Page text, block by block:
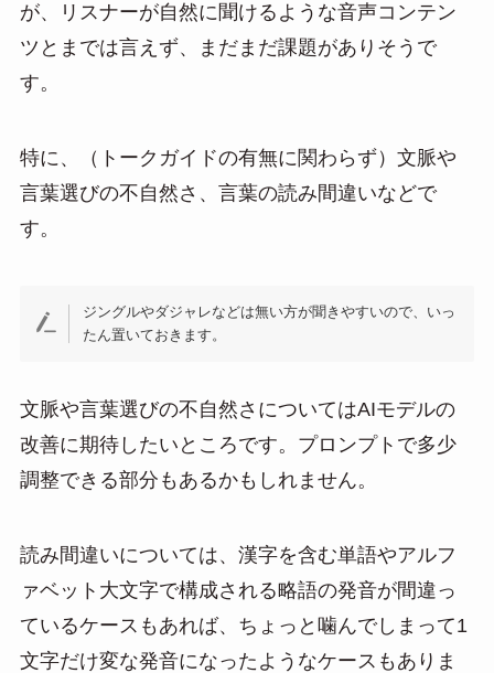
が、リスナーが自然に聞けるような音声コンテン
ツとまでは言えず、まだまだ課題がありそうで
す。
特に、（トークガイドの有無に関わらず）文脈や
言葉選びの不自然さ、言葉の読み間違いなどで
す。
ジングルやダジャレなどは無い方が聞きやすいので、いっ
たん置いておきます。
文脈や言葉選びの不自然さについてはAIモデルの
改善に期待したいところです。プロンプトで多少
調整できる部分もあるかもしれません。
読み間違いについては、漢字を含む単語やアルフ
ァベット大文字で構成される略語の発音が間違っ
ているケースもあれば、ちょっと噛んでしまって1
文字だけ変な発音になったようなケースもありま